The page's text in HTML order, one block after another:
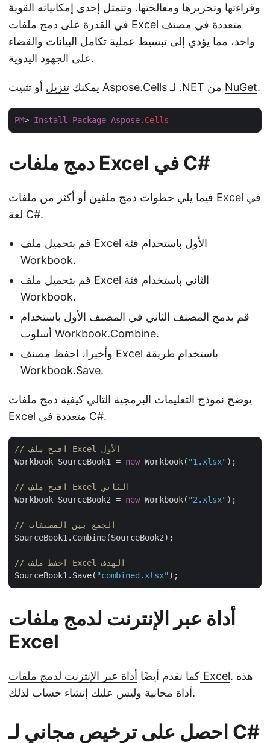
وقراءتها وتحريرها ومعالجتها. وتتمثل إحدى إمكانياته القوية
في القدرة على دمج ملفات Excel متعددة في مصنف
واحد، مما يؤدي إلى تبسيط عملية تكامل البيانات والقضاء
على الجهود اليدوية.
يمكنك تنزيل NuGet.
PM> Install-Package Aspose.Cells
دمج ملفات Excel في C#
فيما يلي خطوات دمج ملفين أو أكثر من ملفات Excel في
لغة C#.
قم بتحميل ملف Excel الأول باستخدام فئة
Workbook.
قم بتحميل ملف Excel الثاني باستخدام فئة
Workbook.
قم بدمج المصنف الثاني في المصنف الأول باستخدام
أسلوب Workbook.Combine.
وأخيرا، احفظ مصنف Excel باستخدام طريقة
Workbook.Save.
يوضح نموذج التعليمات البرمجية التالي كيفية دمج ملفات
Excel متعددة في C#.
// افتح ملف Excel الأول
Workbook SourceBook1 = new Workbook( "1.xlsx" );
// افتح ملف Excel الثاني
Workbook SourceBook2 = new Workbook( "2.xlsx" );
// الجمع بين المصنفات
SourceBook1.Combine(SourceBook2);
// احفظ ملف Excel الهدف
SourceBook1.Save( "combined.xlsx"
أداة عبر الإنترنت لدمج ملفات
Excel
كما نقدم أيضًا أداة عبر الإنترنت لدمج ملفات Excel. هذه
أداة مجانية وليس عليك إنشاء حساب لذلك.
احصل على ترخيص مجاني لـ C#